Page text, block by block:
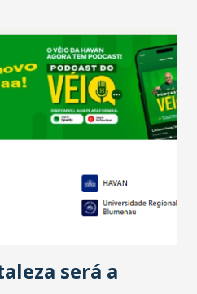
ano e pelo pagamento do 13º
de trabalhadores, já que o
dos anos recentes.
novembro de 2025, 40% dos
com lucro e outros 40%
Já o percentual de
ficou em 19%, pouco abaixo
Outros 1% não existiam em
o faturamento também
44% dos n...
será a